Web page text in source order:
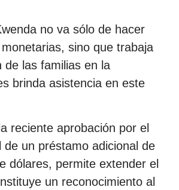
no va sólo de hacer
sino que trabaja
de las familias en la
brinda asistencia en este
reciente aprobación por el
de un préstamo adicional de
dólares, permite extender el
un reconocimiento al